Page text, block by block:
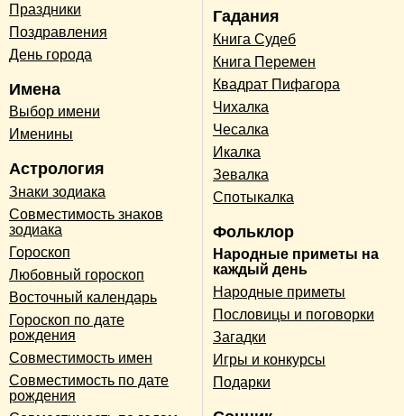
Праздники
Поздравления
День города
Имена
Выбор имени
Именины
Астрология
Знаки зодиака
Совместимость знаков
зодиака
Гороскоп
Любовный гороскоп
Восточный календарь
Гороскоп по дате
рождения
Совместимость имен
Совместимость по дате
рождения
Гадания
Книга Судеб
Книга Перемен
Квадрат Пифагора
Чихалка
Чесалка
Икалка
Зевалка
Спотыкалка
Фольклор
Народные приметы на
каждый день
Народные приметы
Пословицы и поговорки
Загадки
Игры и конкурсы
Подарки